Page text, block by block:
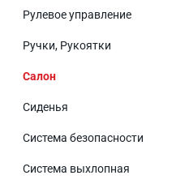
Рулевое управление
Ручки, Рукоятки
Салон
Сиденья
Система безопасности
Система выхлопная